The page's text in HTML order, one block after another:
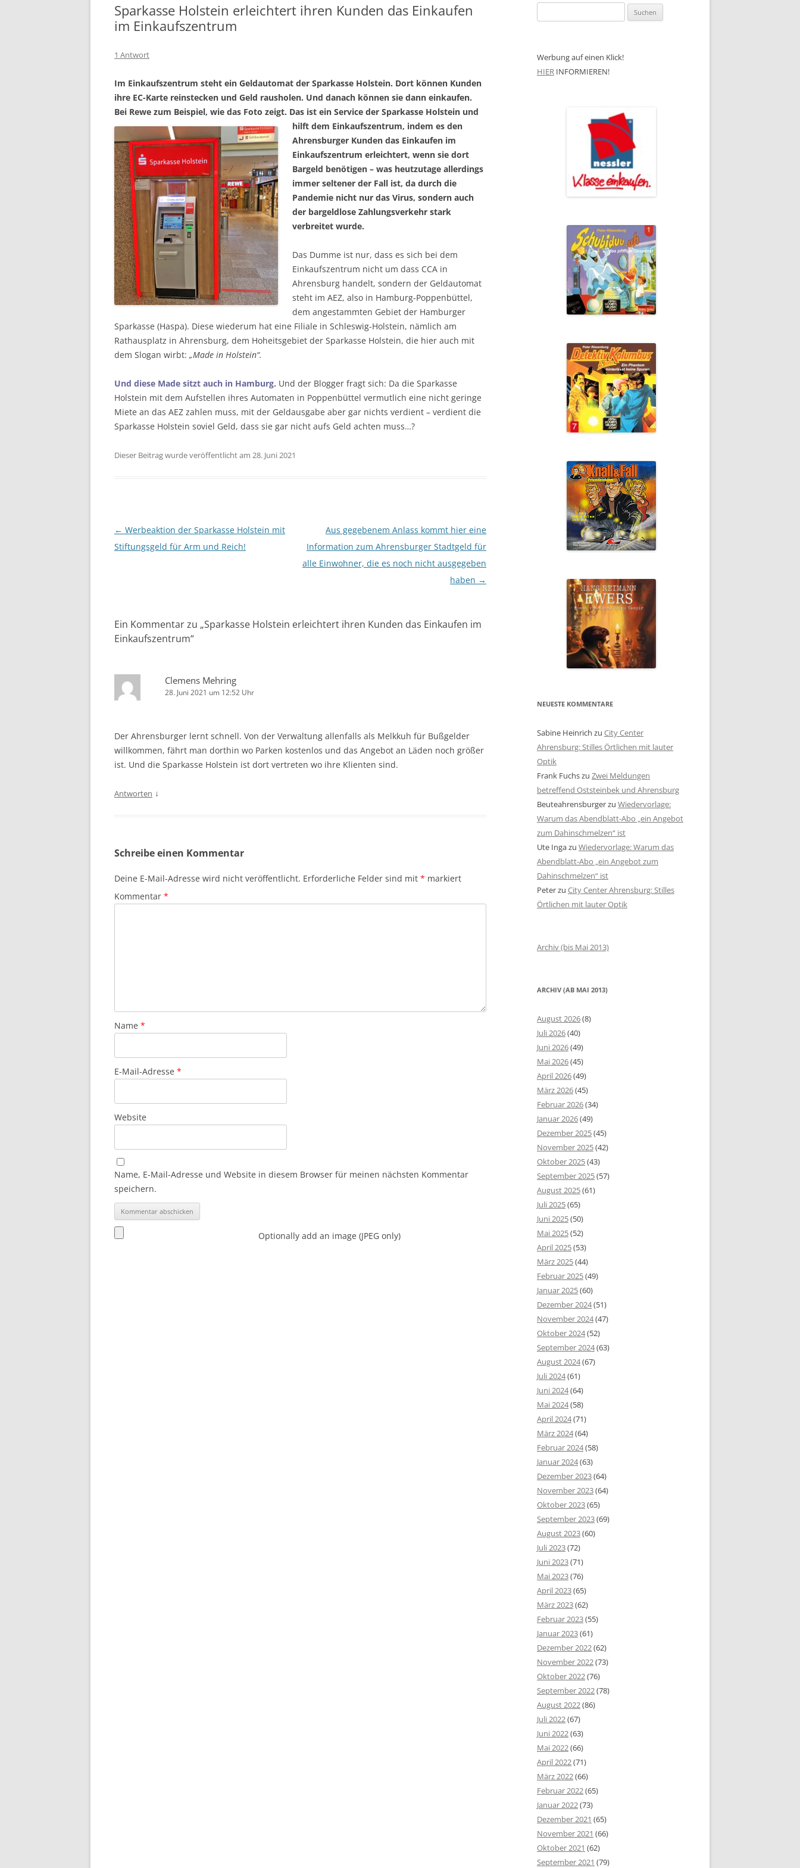
Sparkasse Holstein erleichtert ihren Kunden das Einkaufen
im Einkaufszentrum
1 Antwort
Im Einkaufszentrum steht ein Geldautomat der Sparkasse Holstein. Dort können Kunden
ihre EC-Karte reinstecken und Geld rausholen. Und danach können sie dann einkaufen.
Bei Rewe zum Beispiel, wie das Foto zeigt. Das ist ein Service der Sparkasse Holstein und
hilft dem Einkaufszentrum, indem es den
Ahrensburger Kunden das Einkaufen im
Einkaufszentrum erleichtert, wenn sie dort
Bargeld benötigen – was heutzutage allerdings
immer seltener der Fall ist, da durch die
Pandemie nicht nur das Virus, sondern auch
der bargeldlose Zahlungsverkehr stark
verbreitet wurde.
Das Dumme ist nur, dass es sich bei dem
Einkaufszentrum nicht um dass CCA in
Ahrensburg handelt, sondern der Geldautomat
steht im AEZ, also in Hamburg-Poppenbüttel,
dem angestammten Gebiet der Hamburger
Sparkasse (Haspa). Diese wiederum hat eine Filiale in Schleswig-Holstein, nämlich am
Rathausplatz in Ahrensburg, dem Hoheitsgebiet der Sparkasse Holstein, die hier auch mit
dem Slogan wirbt: „Made in Holstein“.
Und diese Made sitzt auch in Hamburg. Und der Blogger fragt sich: Da die Sparkasse
Holstein mit dem Aufstellen ihres Automaten in Poppenbüttel vermutlich eine nicht geringe
Miete an das AEZ zahlen muss, mit der Geldausgabe aber gar nichts verdient – verdient die
Sparkasse Holstein soviel Geld, dass sie gar nicht aufs Geld achten muss…?
Dieser Beitrag wurde veröffentlicht am 28. Juni 2021
Beitragsnavigation
← Werbeaktion der Sparkasse Holstein mit
Stiftungsgeld für Arm und Reich!
Aus gegebenem Anlass kommt hier eine
Information zum Ahrensburger Stadtgeld für
alle Einwohner, die es noch nicht ausgegeben
haben →
Ein Kommentar zu „Sparkasse Holstein erleichtert ihren Kunden das Einkaufen im
Einkaufszentrum“
Clemens Mehring
28. Juni 2021 um 12:52 Uhr
Der Ahrensburger lernt schnell. Von der Verwaltung allenfalls als Melkkuh für Bußgelder
willkommen, fährt man dorthin wo Parken kostenlos und das Angebot an Läden noch größer
ist. Und die Sparkasse Holstein ist dort vertreten wo ihre Klienten sind.
Antworten ↓
Schreibe einen Kommentar
Deine E-Mail-Adresse wird nicht veröffentlicht. Erforderliche Felder sind mit * markiert
Kommentar *
Name *
E-Mail-Adresse *
Website
Name, E-Mail-Adresse und Website in diesem Browser für meinen nächsten Kommentar
speichern.
Optionally add an image (JPEG only)
nach:
Werbung auf einen Klick!
HIER INFORMIEREN!
NEUESTE KOMMENTARE
Sabine Heinrich zu City Center
Ahrensburg: Stilles Örtlichen mit lauter
Optik
Frank Fuchszu Zwei Meldungen
betreffend Oststeinbek und Ahrensburg
Beuteahrensburgerzu Wiedervorlage:
Warum das Abendblatt-Abo „ein Angebot
zum Dahinschmelzen“ ist
Ute Ingazu Wiedervorlage: Warum das
Abendblatt-Abo „ein Angebot zum
Dahinschmelzen“ ist
Peterzu City Center Ahrensburg: Stilles
Örtlichen mit lauter Optik
Archiv (bis Mai 2013)
ARCHIV (AB MAI 2013)
August 2026(8)
Juli 2026(40)
Juni 2026(49)
Mai 2026(45)
April 2026(49)
März 2026(45)
Februar 2026(34)
Januar 2026(49)
Dezember 2025(45)
November 2025(42)
Oktober 2025(43)
September 2025(57)
August 2025(61)
Juli 2025(65)
Juni 2025(50)
Mai 2025(52)
April 2025(53)
März 2025(44)
Februar 2025(49)
Januar 2025(60)
Dezember 2024(51)
November 2024(47)
Oktober 2024(52)
September 2024(63)
August 2024(67)
Juli 2024(61)
Juni 2024(64)
Mai 2024(58)
April 2024(71)
März 2024(64)
Februar 2024(58)
Januar 2024(63)
Dezember 2023(64)
November 2023(64)
Oktober 2023(65)
September 2023(69)
August 2023(60)
Juli 2023(72)
Juni 2023(71)
Mai 2023(76)
April 2023(65)
März 2023(62)
Februar 2023(55)
Januar 2023(61)
Dezember 2022(62)
November 2022(73)
Oktober 2022(76)
September 2022(78)
August 2022(86)
Juli 2022(67)
Juni 2022(63)
Mai 2022(66)
April 2022(71)
März 2022(66)
Februar 2022(65)
Januar 2022(73)
Dezember 2021 (65)
November 2021 (66)
Oktober 2021 (62)
September 2021 (79)